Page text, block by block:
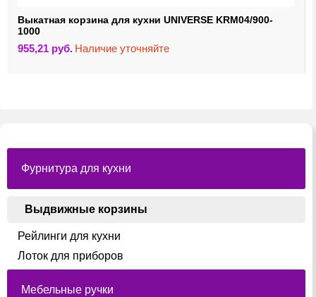
Выкатная корзина для кухни UNIVERSE KRM04/900-
1000
955,21 руб. Наличие уточняйте
Фурнитура для кухни
Выдвижные корзины
Рейлинги для кухни
Лоток для приборов
Мебельные ручки